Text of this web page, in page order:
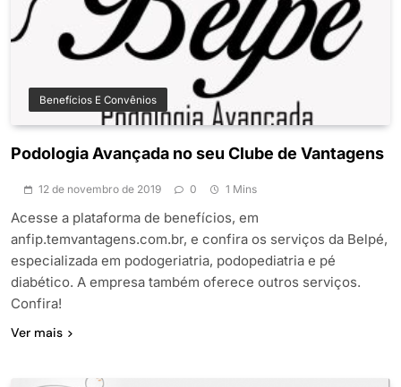
Benefícios E Convênios
Podologia Avançada no seu Clube de Vantagens
12 de novembro de 2019 0 1 Mins
Acesse a plataforma de benefícios, em
anfip.temvantagens.com.br, e confira os serviços da Belpé,
especializada em podogeriatria, podopediatria e pé
diabético. A empresa também oferece outros serviços.
Confira!
Ver mais